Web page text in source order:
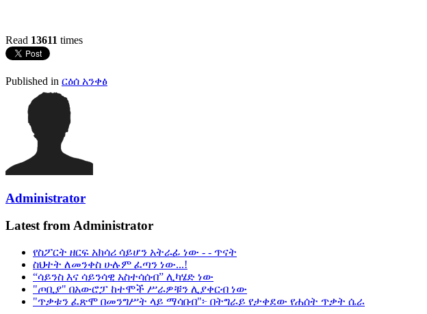
Read 13611 times
Published in ርዕሰ አንቀፅ
Administrator
Latest from Administrator
የስፖርት ዘርፍ አክሳሪ ሳይሆን አትራፊ ነው - - ጥናት
ስህተት ለመንቀስ ሁሉም ፈጣን ነው...!
“ሳይንስ እና ሳይንሳዊ አስተሳሰብ” ሊካሄድ ነው
"ጦቢያ" በአውሮፓ ከተሞች ሥራዎቹን ሊያቀርብ ነው
"ጥቃቱን ፈጽሞ በመንግሥት ላይ ማሳበብ"፦ በትግራይ የታቀደው የሐሰት ጥቃት ሴራ